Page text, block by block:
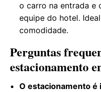
o carro na entrada e
equipe do hotel.
comodidade.
Perguntas
estacionamento
O estacionamento é